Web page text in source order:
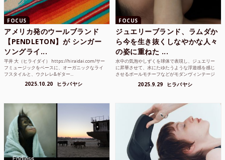
FOCUS
アメリカ発のウールブランド
【PENDLETON】が シンガー
ソングライ...
平井 大（ヒライダイ） https://hiraidai.com/サー
フミュージックをベースに、オーガニックなライ
フスタイルと、ウクレレ&ギター...
2025.10.20 ヒラバヤシ
FOCUS
ジュエリーブランド、ラムダか
ら今を生き抜くしなやかな人々
の姿に重ねた ...
水中の気泡やしずくを球体で表現し、ジュエリー
に昇華させて、水にたゆたうような浮遊感を感じ
させるボールモチーフなどがモダンヴィンテージ
2025.9.29 ヒラバヤシ